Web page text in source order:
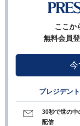
ここか
無料会員
プレジデン
30秒で世の中
配信